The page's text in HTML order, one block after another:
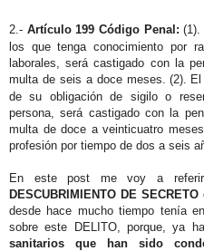
2.- Artículo 199 Código Penal: (1).
los que tenga conocimiento por
laborales, será castigado con la
multa de seis a doce meses. (2).
de su obligación de sigilo o
persona, será castigado con la
multa de doce a veinticuatro
profesión por tiempo de dos a seis
En este post me voy a referir
DESCUBRIMIENTO DE
desde hace mucho tiempo tenía
sobre este DELITO, porque, ya
sanitarios que han sido